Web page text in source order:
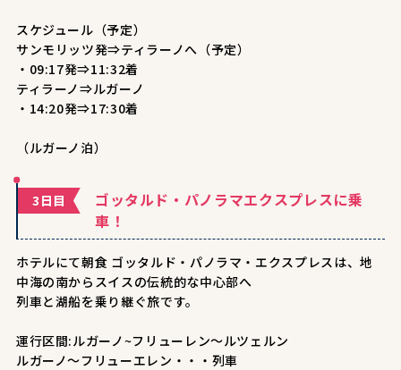
スケジュール（予定）
サンモリッツ発⇒ティラーノへ（予定）
・09:17発⇒11:32着
ティラーノ⇒ルガーノ
・14:20発⇒17:30着
（ルガーノ泊）
3日目
ゴッタルド・パノラマエクスプレスに乗
車！
ホテルにて朝食 ゴッタルド・パノラマ・エクスプレスは、地
中海の南からスイスの伝統的な中心部へ
列車と湖船を乗り継ぐ旅です。
運行区間:ルガーノ~フリューレン～ルツェルン
ルガーノ～フリューエレン・・・列車